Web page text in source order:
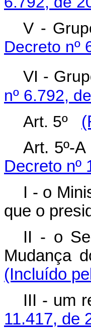
V -
Decreto nº
VI -
nº 6.792,
Art. 5º
Art.
Decreto nº
I - o
que o
II - o
Mudança
(Incluído
III - um
11.417, de